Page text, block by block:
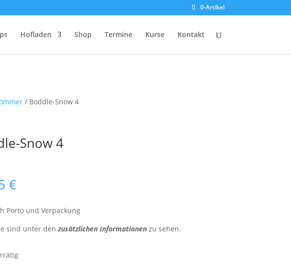
0-Artikel
Hofladen Shop Termine Kurse Kontakt
/ Boddle-Snow 4
Snow 4
€
Porto und Verpackung
sind unter denzusätzlichen Informationenzu sehen.